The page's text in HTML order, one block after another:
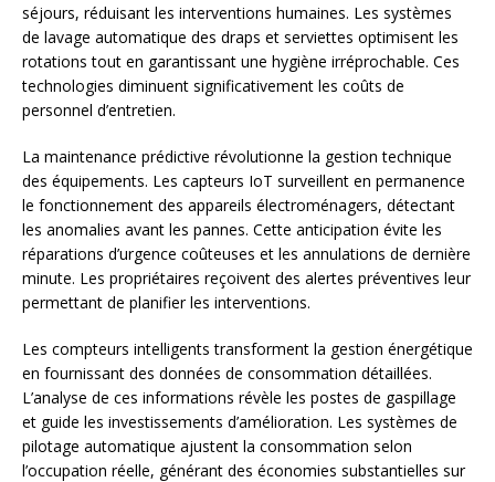
séjours, réduisant les interventions humaines. Les systèmes
de lavage automatique des draps et serviettes optimisent les
rotations tout en garantissant une hygiène irréprochable. Ces
technologies diminuent significativement les coûts de
personnel d’entretien.
La maintenance prédictive révolutionne la gestion technique
des équipements. Les capteurs IoT surveillent en permanence
le fonctionnement des appareils électroménagers, détectant
les anomalies avant les pannes. Cette anticipation évite les
réparations d’urgence coûteuses et les annulations de dernière
minute. Les propriétaires reçoivent des alertes préventives leur
permettant de planifier les interventions.
Les compteurs intelligents transforment la gestion énergétique
en fournissant des données de consommation détaillées.
L’analyse de ces informations révèle les postes de gaspillage
et guide les investissements d’amélioration. Les systèmes de
pilotage automatique ajustent la consommation selon
l’occupation réelle, générant des économies substantielles sur